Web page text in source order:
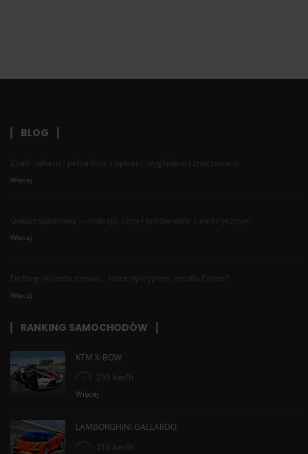
BLOG
Znaki nakazu - pełna lista z opisem, wyglądem i znaczeniem
Więcej
Gokart spalinowy — rodzaje, ceny i porównanie z elektrycznym
Więcej
Drifting vs jazda torowa - która dyscyplina jest dla Ciebie?
Więcej
RANKING SAMOCHODÓW
KTM X-BOW
295 km/h
Więcej
LAMBORGHINI GALLARDO
315 km/h